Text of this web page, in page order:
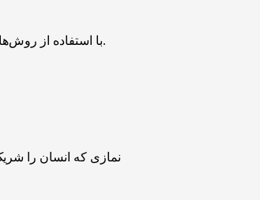
با استفاده از روش‌های زیر می‌توانید این صفحه را با دوستان خود به اشتراک بگذارید.
نمازی که انسان را شریک